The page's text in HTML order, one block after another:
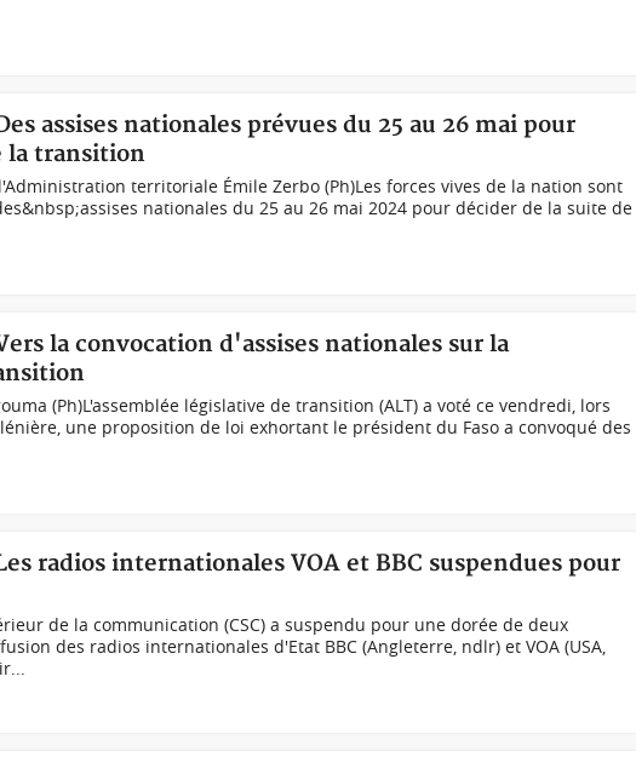
assises nationales prévues du 25 au 26 mai pour
la transition
territoriale Émile Zerbo (Ph)Les forces vives de la nation sont
nationales du 25 au 26 mai 2024 pour décider de la suite de
la convocation d'assises nationales sur la
(Ph)L'assemblée législative de transition (ALT) a voté ce vendredi, lors
une proposition de loi exhortant le président du Faso a convoqué des
radios internationales VOA et BBC suspendues pour
de la communication (CSC) a suspendu pour une dorée de deux
des radios internationales d'Etat BBC (Angleterre, ndlr) et VOA (USA,